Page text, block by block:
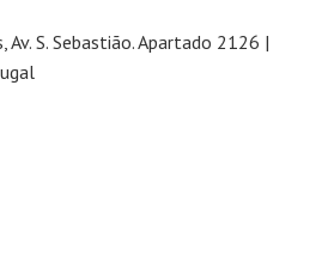
S. Sebastião. Apartado 2126 |